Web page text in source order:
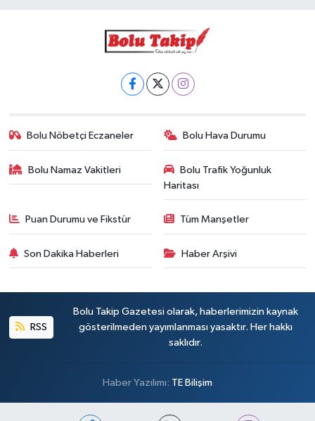
Bolu Nöbetçi Eczaneler Bolu Hava Durumu
Bolu Namaz Vakitleri
Bolu Trafik Yoğunluk
Haritası
Puan Durumu ve Fikstür Tüm Manşetler
Son Dakika Haberleri Haber Arşivi
RSS
Bolu Takip Gazetesi olarak, haberlerimizin kaynak
gösterilmeden yayımlanması yasaktır. Her hakkı
saklıdır.
Haber Yazılımı: TE Bilişim